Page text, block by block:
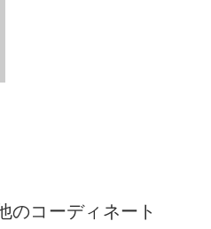
のコーディネート